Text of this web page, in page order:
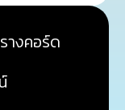
างคอร์ด